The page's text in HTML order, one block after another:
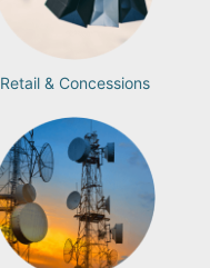
Retail & Concessions